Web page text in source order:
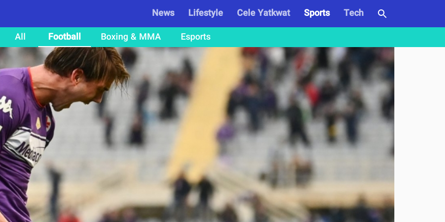
News Lifestyle Cele Yatkwat Sports
Tech
All
Football Boxing & MMA Esports